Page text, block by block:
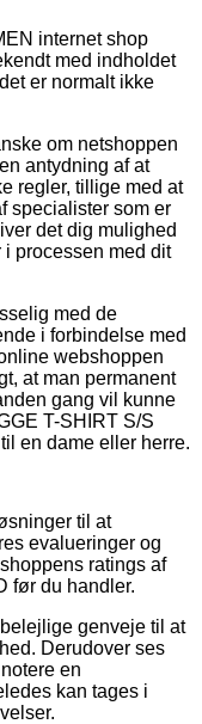
internet shop
med indholdet
er normalt ikke
om netshoppen
antydning af at
regler, tillige med at
specialister som er
det dig mulighed
processen med dit
med de
i forbindelse med
webshoppen
at man permanent
gang vil kunne
T-SHIRT S/S
en dame eller herre.
til at
evalueringer og
ratings af
før du handler.
genveje til at
Derudover ses
en
kan tages i